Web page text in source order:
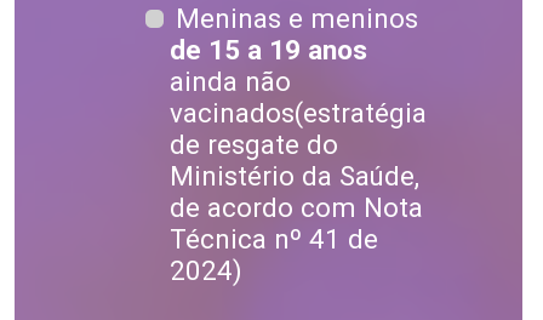
Meninas e meninos
de 15 a 19 anos
ainda não
vacinados(estratégia
de resgate do
Ministério da Saúde,
de acordo com Nota
Técnica nº 41 de
2024)